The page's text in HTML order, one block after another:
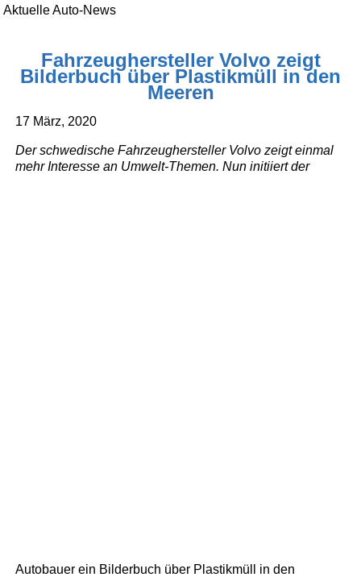
Aktuelle Auto-News
Fahrzeughersteller Volvo zeigt
Bilderbuch über Plastikmüll in den
Meeren
17 März, 2020
Der schwedische Fahrzeughersteller Volvo zeigt einmal
mehr Interesse an Umwelt-Themen. Nun initiiert der
Autobauer ein Bilderbuch über Plastikmüll in den